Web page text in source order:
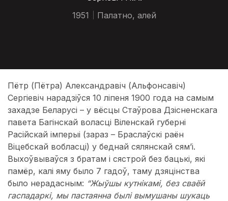
1951
Палатно, алей
Пётр (Пётра) Александравіч (Альфонсавіч)
Сергіевіч нарадзіўся 10 ліпеня 1900 года на самым
захадзе Беларусі – у вёсцы Стаўрова Дзісненскага
павета Багінскай воласці Віленскай губерні
Расійскай імперыі (зараз – Браслаўскі раён
Віцебскай вобласці) у беднай сялянскай сям’і.
Выхоўвываўся з братам і сястрой без бацькі, які
памёр, калі яму было 7 гадоў, таму дзяцінства
было нерадасным: “Жыўшы кутнікамі, без сваёй
гаспадаркі, мы пастаянна былі вымушаны шукаць